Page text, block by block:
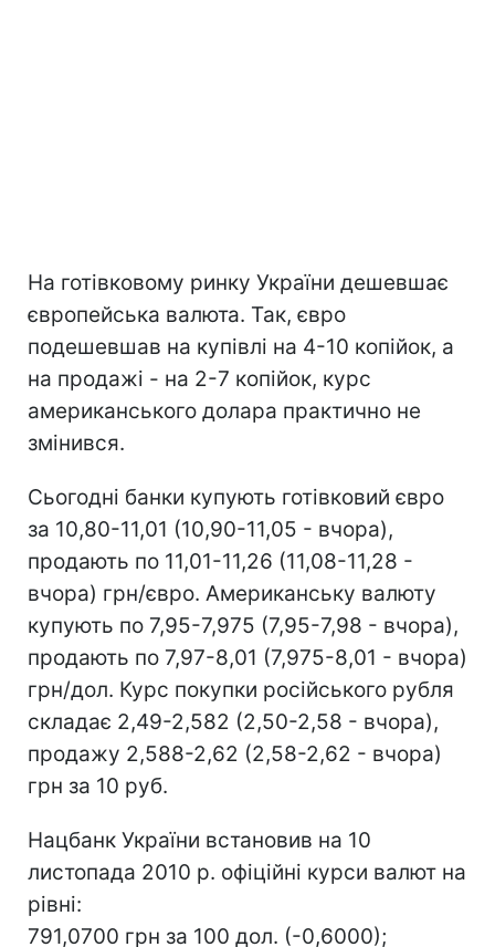
На готівковому ринку України дешевшає
європейська валюта. Так, євро
подешевшав на купівлі на 4-10 копійок, а
на продажі - на 2-7 копійок, курс
американського долара практично не
змінився.
Сьогодні банки купують готівковий євро
за 10,80-11,01 (10,90-11,05 - вчора),
продають по 11,01-11,26 (11,08-11,28 -
вчора) грн/євро. Американську валюту
купують по 7,95-7,975 (7,95-7,98 - вчора),
продають по 7,97-8,01 (7,975-8,01 - вчора)
грн/дол. Курс покупки російського рубля
складає 2,49-2,582 (2,50-2,58 - вчора),
продажу 2,588-2,62 (2,58-2,62 - вчора)
грн за 10 руб.
Нацбанк України встановив на 10
листопада 2010 р. офіційні курси валют на
рівні:
791,0700 грн за 100 дол. (-0,6000);